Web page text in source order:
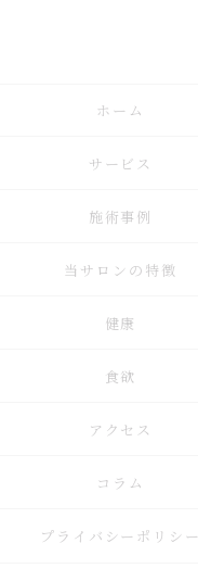
ホーム
サービス
施術事例
当サロンの特徴
健康
食欲
アクセス
コラム
プライバシーポリシー